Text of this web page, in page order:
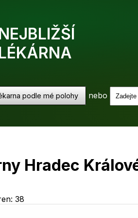
podle mé polohy nebo
Hradec
38